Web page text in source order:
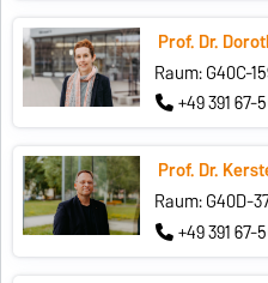
Prof. Dr.
Raum: G40C-
+49 391
Prof. Dr.
Raum: G40D-
+49 391